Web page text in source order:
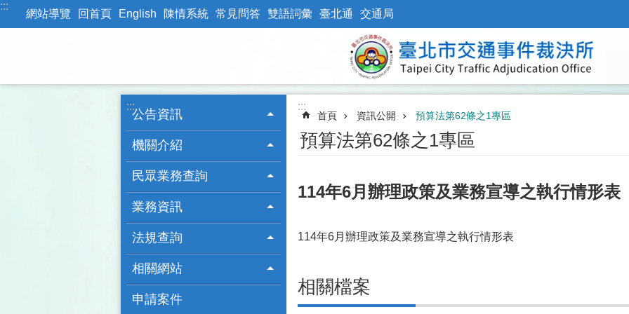
跳到主要內容區塊
:::
網站導覽 回首頁 English 陳情系統 常見問答 雙語詞彙 臺北通 交通局
:::
公告資訊
機關介紹
民眾業務查詢
業務資訊
法規查詢
相關網站
申請案件
:::
首頁 資訊公開 預算法第62條之1專區
預算法第62條之1專區
114年6月辦理政策及業務宣導之執行情形表
114年6月辦理政策及業務宣導之執行情形表
相關檔案